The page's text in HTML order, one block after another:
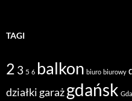
TAGI
2 3 5 6 balkon biuro biurowy
działki garażgdańsk